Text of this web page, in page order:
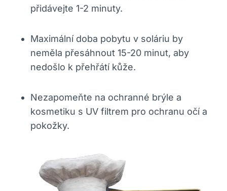
⁢přidávejte 1-2 minuty.
Maximální doba⁢ pobytu ⁤v soláriu by
neměla ‍přesáhnout⁤ 15-20 minut, ⁢aby
nedošlo k přehřátí kůže.
Nezapomeňte na ochranné brýle a
kosmetiku s UV filtrem pro ochranu očí a
⁤pokožky.